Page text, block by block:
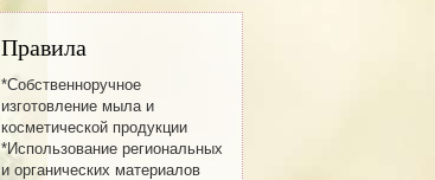
Правила
*Собственноручное
изготовление мылa и
косметической продукции
*Использование региональных
и органических материалов